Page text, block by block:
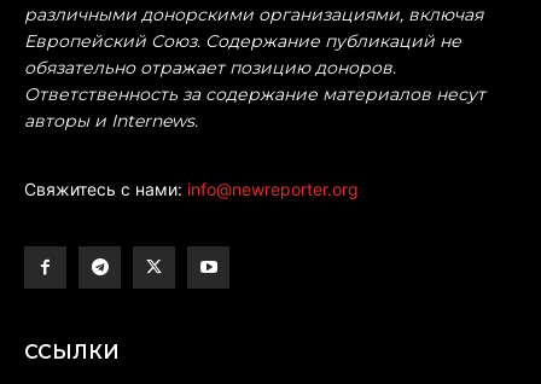
различными донорскими организациями, включая
Европейский Союз. Содержание публикаций не
обязательно отражает позицию доноров.
Ответственность за содержание материалов несут
авторы и Internews.
Свяжитесь с нами: info@newreporter.org
ССЫЛКИ